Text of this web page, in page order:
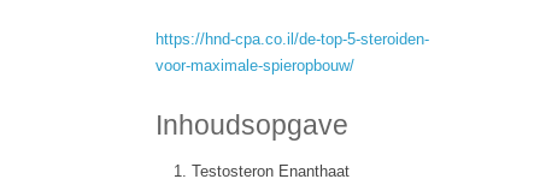
https://hnd-cpa.co.il/de-top-5-steroiden-
voor-maximale-spieropbouw/
Inhoudsopgave
Testosteron Enanthaat